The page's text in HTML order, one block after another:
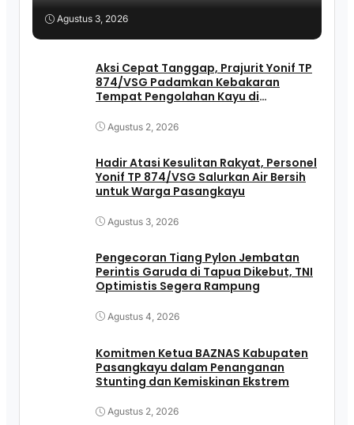
Agustus 3, 2026
Aksi Cepat Tanggap, Prajurit Yonif TP
874/VSG Padamkan Kebakaran
Tempat Pengolahan Kayu di
Agustus 2, 2026
Hadir Atasi Kesulitan Rakyat, Personel
Yonif TP 874/VSG Salurkan Air Bersih
untuk Warga Pasangkayu
Agustus 3, 2026
Pengecoran Tiang Pylon Jembatan
Perintis Garuda di Tapua Dikebut, TNI
Optimistis Segera Rampung
Agustus 4, 2026
Komitmen Ketua BAZNAS Kabupaten
Pasangkayu dalam Penanganan
Stunting dan Kemiskinan Ekstrem
Agustus 2, 2026